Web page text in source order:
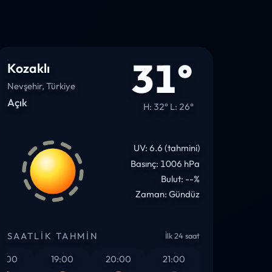
Kozaklı
Nevşehir, Türkiye
Açık 31°
H: 32° L: 26°
UV: 6.6 (tahmini)
Basınç: 1006 hPa
Bulut: --%
Zaman: Gündüz
SAATLIK TAHMIN İlk 24 saat
19:00 20:00 21:00